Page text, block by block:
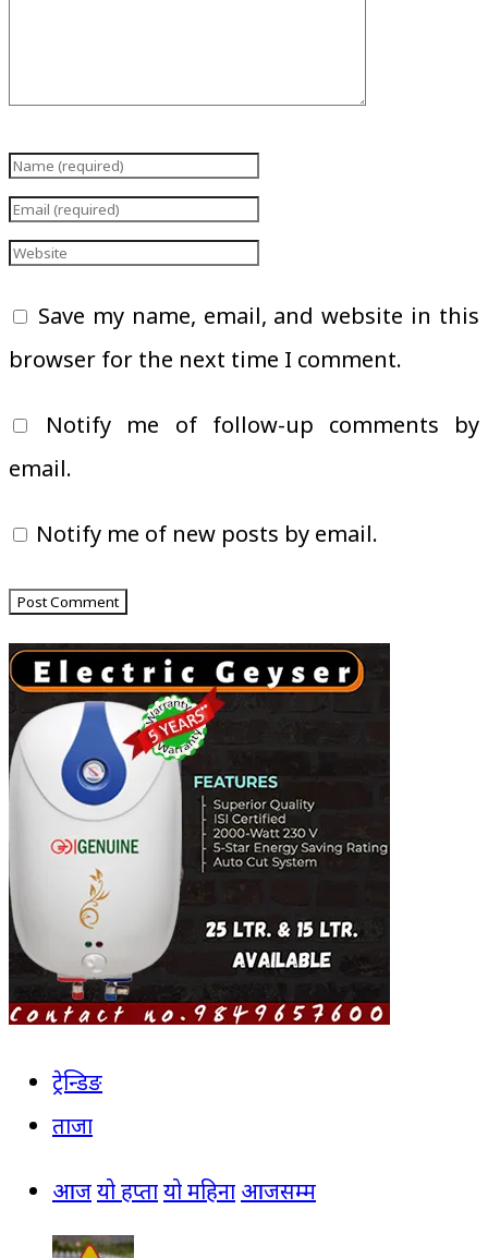
Save my name, email, and website in this
browser for the next time I comment.
Notify me of follow-up comments by
email.
Notify me of new posts by email.
ट्रेन्डिङ
ताजा
आजयो हप्तायो महिना आजसम्म